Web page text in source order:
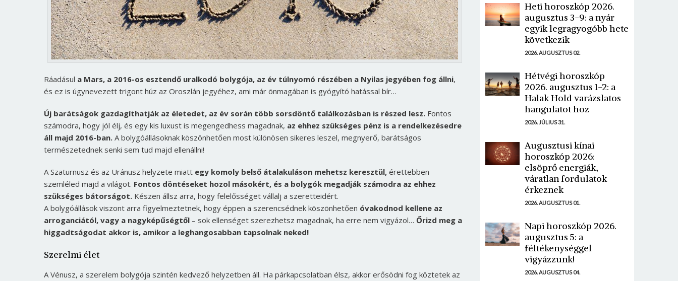
Ráadásul a Mars, a 2016-os esztendő uralkodó bolygója, az év túlnyomó részében a Nyilas jegyében fog állni,
és ez is úgynevezett trigont húz az Oroszlán jegyéhez, ami már önmagában is gyógyító hatással bír…
Új barátságok gazdagíthatják az életedet, az év során több sorsdöntő találkozásban is részed lesz. Fontos
számodra, hogy jól élj, és egy kis luxust is megengedhess magadnak, az ehhez szükséges pénz is a rendelkezésedre
áll majd 2016-ban. A bolygóállásoknak köszönhetően most különösen sikeres leszel, megnyerő, barátságos
természetednek senki sem tud majd ellenállni!
A Szaturnusz és az Uránusz helyzete miatt egy komoly belső átalakuláson mehetsz keresztül, érettebben
szemléled majd a világot. Fontos döntéseket hozol másokért, és a bolygók megadják számodra az ehhez
szükséges bátorságot. Készen állsz arra, hogy felelősséget vállalj a szeretteidért.
A bolygóállások viszont arra figyelmeztetnek, hogy éppen a szerencsédnek köszönhetően óvakodnod kellene az
arroganciától, vagy a nagyképűségtől – sok ellenséget szerezhetsz magadnak, ha erre nem vigyázol… Őrizd meg a
higgadtságodat akkor is, amikor a leghangosabban tapsolnak neked!
Szerelmi élet
A Vénusz, a szerelem bolygója szintén kedvező helyzetben áll. Ha párkapcsolatban élsz, akkor erősödni fog köztetek az
Heti horoszkóp 2026.
augusztus 3-9: a nyár
egyik legragyogóbb hete
következik
2026. AUGUSZTUS 02.
Hétvégi horoszkóp
2026. augusztus 1-2: a
Halak Hold varázslatos
hangulatot hoz
2026. JÚLIUS 31.
Augusztusi kínai
horoszkóp 2026:
elsöprő energiák,
váratlan fordulatok
érkeznek
2026. AUGUSZTUS 01.
Napi horoszkóp 2026.
augusztus 5: a
féltékenységgel
vigyázzunk!
2026. AUGUSZTUS 04.